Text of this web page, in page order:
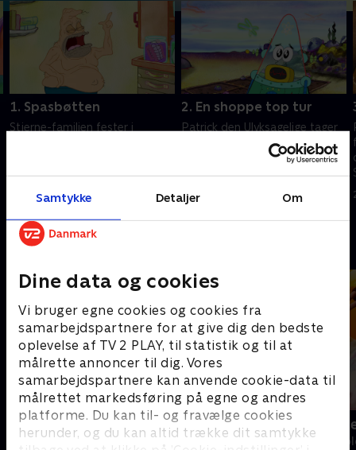
Samtykke Detaljer Om
Dine data og cookies
Vi bruger egne cookies og cookies fra
samarbejdspartnere for at give dig den bedste
oplevelse af TV 2 PLAY, til statistik og til at
målrette annoncer til dig. Vores
samarbejdspartnere kan anvende cookie-data til
målrettet markedsføring på egne og andres
platforme. Du kan til- og fravælge cookies
herunder, og du kan altid trække dit samtykke
1. Spasbøtten
Stjerne-familien fester i
natten
24. marts 2025 • 21 min
2. En shoppe top tur
Patrick den Ulyksagelige tager
på eventyr i indkøbscenteret.
Kaptajn Quasar erstatter Pat-
24. marts 2025 • 21 min
Andre så også
Fra klaphat til klassefest
Børne-underholdning • 1 sæsoner
Katrine
Børne-